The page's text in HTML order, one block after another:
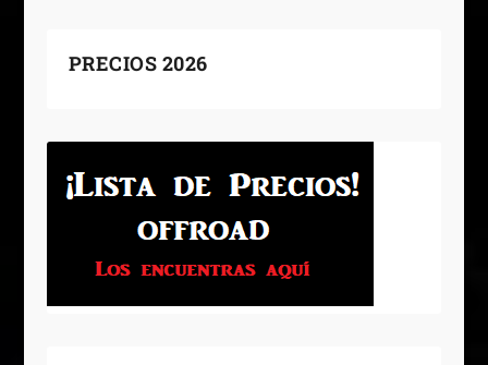
PRECIOS 2026